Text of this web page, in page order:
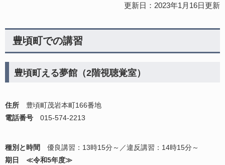
更新日：2023年1月16日更新
豊頃町での講習
豊頃町える夢館（2階視聴覚室）
住所 豊頃町茂岩本町166番地
電話番号 015‐574‐2213
種別と時間 優良講習：13時15分～／違反講習：14時15分～
期日 ≪令和5年度≫